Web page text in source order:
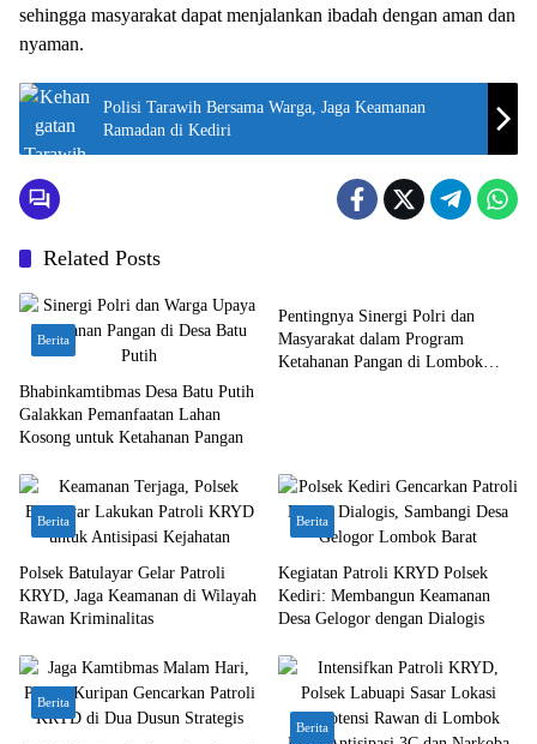
sehingga masyarakat dapat menjalankan ibadah dengan aman dan
nyaman.
Polisi Tarawih Bersama Warga, Jaga Keamanan
Ramadan di Kediri
Related Posts
Berita
Bhabinkamtibmas Desa Batu Putih
Galakkan Pemanfaatan Lahan
Kosong untuk Ketahanan Pangan
Pentingnya Sinergi Polri dan
Masyarakat dalam Program
Ketahanan Pangan di Lombok
Berita
Polsek Batulayar Gelar Patroli
KRYD, Jaga Keamanan di Wilayah
Rawan Kriminalitas
Berita
Kegiatan Patroli KRYD Polsek
Kediri: Membangun Keamanan
Desa Gelogor dengan Dialogis
Berita
Berita